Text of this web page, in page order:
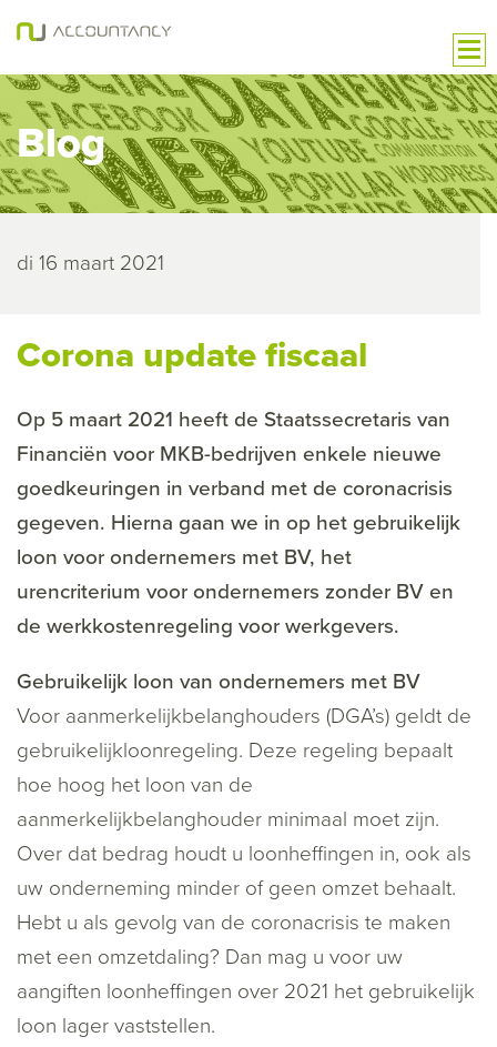
Blog
di 16 maart 2021
Corona update fiscaal
Op 5 maart 2021 heeft de Staatssecretaris van
Financiën voor MKB-bedrijven enkele nieuwe
goedkeuringen in verband met de coronacrisis
gegeven. Hierna gaan we in op het gebruikelijk
loon voor ondernemers met BV, het
urencriterium voor ondernemers zonder BV en
de werkkostenregeling voor werkgevers.
Gebruikelijk loon van ondernemers met BV
Voor aanmerkelijkbelanghouders (DGA’s) geldt de
gebruikelijkloonregeling. Deze regeling bepaalt
hoe hoog het loon van de
aanmerkelijkbelanghouder minimaal moet zijn.
Over dat bedrag houdt u loonheffingen in, ook als
uw onderneming minder of geen omzet behaalt.
Hebt u als gevolg van de coronacrisis te maken
met een omzetdaling? Dan mag u voor uw
aangiften loonheffingen over 2021 het gebruikelijk
loon lager vaststellen.